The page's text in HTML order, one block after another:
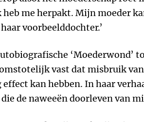
heb me herpakt. Mijn moeder
voorbeelddochter.’
‘Moederwond’
vast dat misbruik
effect kan hebben. In haar
de naweeën doorleven van